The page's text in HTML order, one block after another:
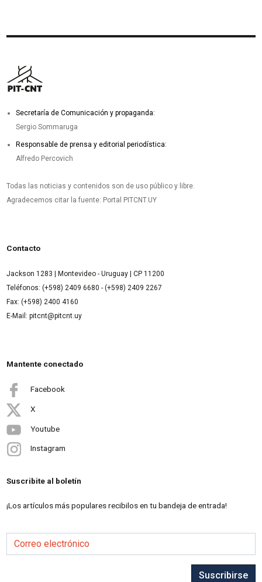
Secretaría de Comunicación y propaganda:
Sergio Sommaruga
Responsable de prensa y editorial periodística:
Alfredo Percovich
Todas las noticias y contenidos son de uso público y libre.
Agradecemos citar la fuente: Portal PITCNT.UY
Contacto
Jackson 1283 | Montevideo - Uruguay | CP 11200
Teléfonos: (+598) 2409 6680 - (+598) 2409 2267
Fax: (+598) 2400 4160
E-Mail: pitcnt@pitcnt.uy
Mantente conectado
Facebook
X
Youtube
Instagram
Suscribite al boletín
¡Los artículos más populares recibilos en tu bandeja de entrada!
Correo electrónico
Suscribirse